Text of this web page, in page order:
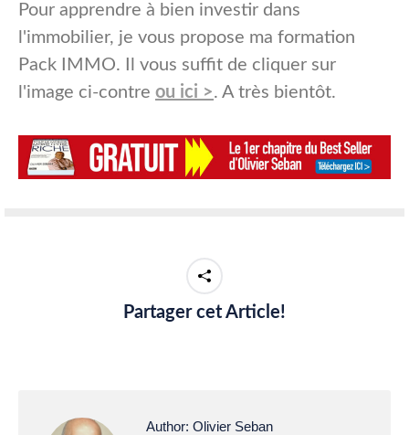
Pour apprendre à bien investir dans
l'immobilier, je vous propose ma formation
Pack IMMO. Il vous suffit de cliquer sur
l'image ci-contre ou ici >. A très bientôt.
Partager cet Article!
Author: Olivier Seban